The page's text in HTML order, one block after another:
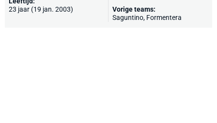
23 jaar (19 jan. 2003)
Vorige teams:
Saguntino, Formentera